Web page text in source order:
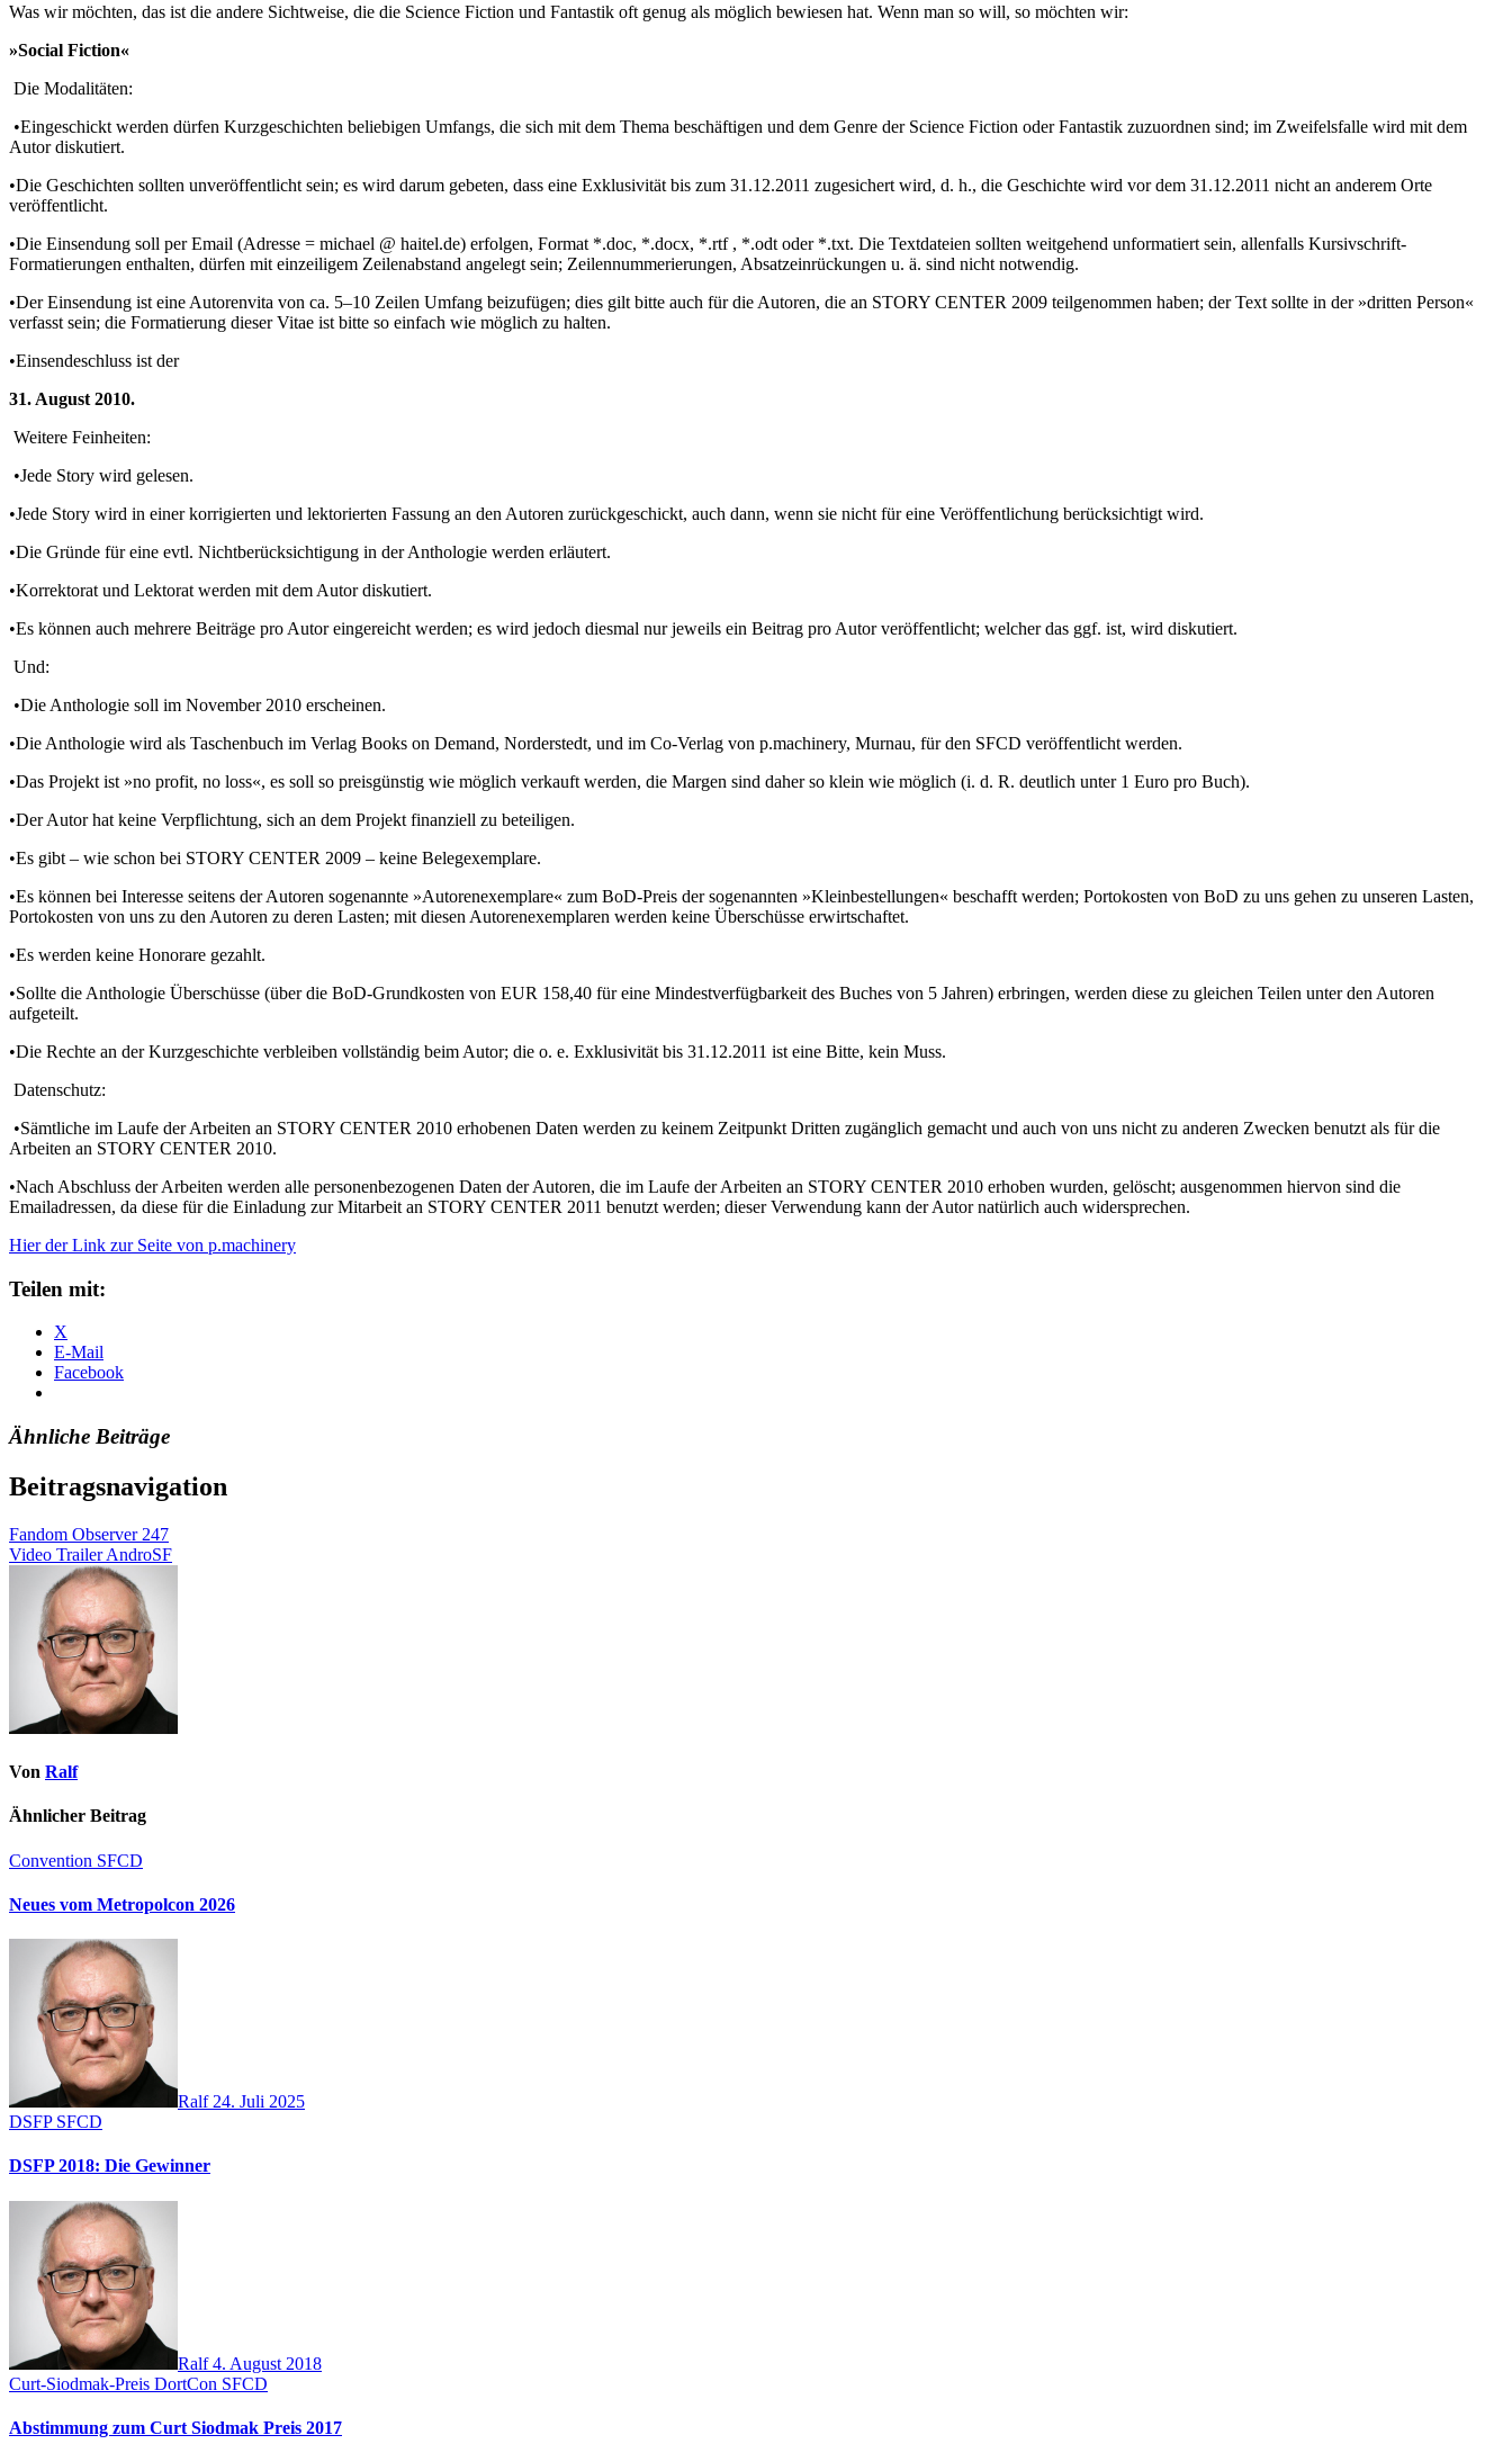
Was wir möchten, das ist die andere Sichtweise, die die Science Fiction und Fantastik oft genug als möglich bewiesen hat. Wenn man so will, so möchten wir:
»Social Fiction«
Die Modalitäten:
•Eingeschickt werden dürfen Kurzgeschichten beliebigen Umfangs, die sich mit dem Thema beschäftigen und dem Genre der Science Fiction oder Fantastik zuzuordnen sind; im Zweifelsfalle wird mit dem
Autor diskutiert.
•Die Geschichten sollten unveröffentlicht sein; es wird darum gebeten, dass eine Exklusivität bis zum 31.12.2011 zugesichert wird, d. h., die Geschichte wird vor dem 31.12.2011 nicht an anderem Orte
veröffentlicht.
•Die Einsendung soll per Email (Adresse = michael @ haitel.de) erfolgen, Format *.doc, *.docx, *.rtf , *.odt oder *.txt. Die Textdateien sollten weitgehend unformatiert sein, allenfalls Kursivschrift-
Formatierungen enthalten, dürfen mit einzeiligem Zeilenabstand angelegt sein; Zeilennummerierungen, Absatzeinrückungen u. ä. sind nicht notwendig.
•Der Einsendung ist eine Autorenvita von ca. 5–10 Zeilen Umfang beizufügen; dies gilt bitte auch für die Autoren, die an STORY CENTER 2009 teilgenommen haben; der Text sollte in der »dritten Person«
verfasst sein; die Formatierung dieser Vitae ist bitte so einfach wie möglich zu halten.
•Einsendeschluss ist der
31. August 2010.
Weitere Feinheiten:
•Jede Story wird gelesen.
•Jede Story wird in einer korrigierten und lektorierten Fassung an den Autoren zurückgeschickt, auch dann, wenn sie nicht für eine Veröffentlichung berücksichtigt wird.
•Die Gründe für eine evtl. Nichtberücksichtigung in der Anthologie werden erläutert.
•Korrektorat und Lektorat werden mit dem Autor diskutiert.
•Es können auch mehrere Beiträge pro Autor eingereicht werden; es wird jedoch diesmal nur jeweils ein Beitrag pro Autor veröffentlicht; welcher das ggf. ist, wird diskutiert.
Und:
•Die Anthologie soll im November 2010 erscheinen.
•Die Anthologie wird als Taschenbuch im Verlag Books on Demand, Norderstedt, und im Co-Verlag von p.machinery, Murnau, für den SFCD veröffentlicht werden.
•Das Projekt ist »no profit, no loss«, es soll so preisgünstig wie möglich verkauft werden, die Margen sind daher so klein wie möglich (i. d. R. deutlich unter 1 Euro pro Buch).
•Der Autor hat keine Verpflichtung, sich an dem Projekt finanziell zu beteiligen.
•Es gibt – wie schon bei STORY CENTER 2009 – keine Belegexemplare.
•Es können bei Interesse seitens der Autoren sogenannte »Autorenexemplare« zum BoD-Preis der sogenannten »Kleinbestellungen« beschafft werden; Portokosten von BoD zu uns gehen zu unseren Lasten,
Portokosten von uns zu den Autoren zu deren Lasten; mit diesen Autorenexemplaren werden keine Überschüsse erwirtschaftet.
•Es werden keine Honorare gezahlt.
•Sollte die Anthologie Überschüsse (über die BoD-Grundkosten von EUR 158,40 für eine Mindestverfügbarkeit des Buches von 5 Jahren) erbringen, werden diese zu gleichen Teilen unter den Autoren
aufgeteilt.
•Die Rechte an der Kurzgeschichte verbleiben vollständig beim Autor; die o. e. Exklusivität bis 31.12.2011 ist eine Bitte, kein Muss.
Datenschutz:
•Sämtliche im Laufe der Arbeiten an STORY CENTER 2010 erhobenen Daten werden zu keinem Zeitpunkt Dritten zugänglich gemacht und auch von uns nicht zu anderen Zwecken benutzt als für die
Arbeiten an STORY CENTER 2010.
•Nach Abschluss der Arbeiten werden alle personenbezogenen Daten der Autoren, die im Laufe der Arbeiten an STORY CENTER 2010 erhoben wurden, gelöscht; ausgenommen hiervon sind die
Emailadressen, da diese für die Einladung zur Mitarbeit an STORY CENTER 2011 benutzt werden; dieser Verwendung kann der Autor natürlich auch widersprechen.
Hier der Link zur Seite von p.machinery
Teilen mit:
X
E-Mail
Facebook
Ähnliche Beiträge
Beitragsnavigation
Fandom Observer 247
Video Trailer AndroSF
Von Ralf
Ähnlicher Beitrag
Convention SFCD
Neues vom Metropolcon 2026
Ralf 24. Juli 2025
DSFP SFCD
DSFP 2018: Die Gewinner
Ralf4. August 2018
Curt-Siodmak-Preis DortCon SFCD
Abstimmung zum Curt Siodmak Preis 2017